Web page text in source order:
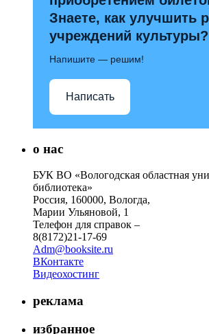
Знаете, как улучшить
учреждений культуры?
Напишите — решим!
Написать
о нас
БУК ВО «Вологодская областная
библиотека»
Россия, 160000, Вологда,
Марии Ульяновой, 1
Телефон для справок –
8(8172)21-17-69
Adm@booksite.ru
ВКонтакте
Видеохостинг
реклама
избранное